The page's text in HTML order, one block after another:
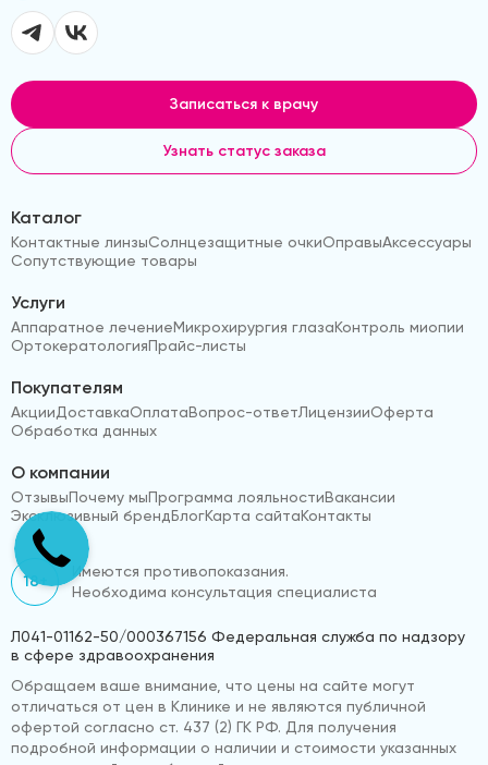
Записаться к врачу
Узнать статус заказа
Каталог
Контактные линзыСолнцезащитные очкиОправыАксессуары
Сопутствующие товары
Услуги
Аппаратное лечениеМикрохирургия глазаКонтроль миопии
ОртокератологияПрайс-листы
Покупателям
АкцииДоставкаОплатаВопрос-ответЛицензииОферта
Обработка данных
О компании
ОтзывыПочему мыПрограмма лояльностиВакансии
Эксклюзивный брендБлогКарта сайтаКонтакты
18+
Имеются противопоказания.
Необходима консультация специалиста
Л041-01162-50/000367156 Федеральная служба по надзору
в сфере здравоохранения
Обращаем ваше внимание, что цены на сайте могут
отличаться от цен в Клинике и не являются публичной
офертой согласно ст. 437 (2) ГК РФ. Для получения
подробной информации о наличии и стоимости указанных